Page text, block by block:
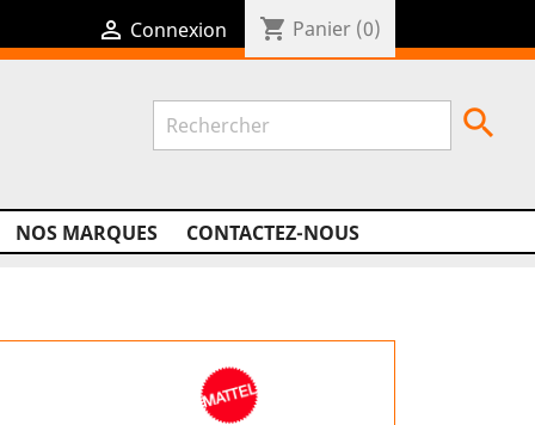
 Connexion shopping_cart Panier (0)
NOS MARQUES CONTACTEZ-NOUS
